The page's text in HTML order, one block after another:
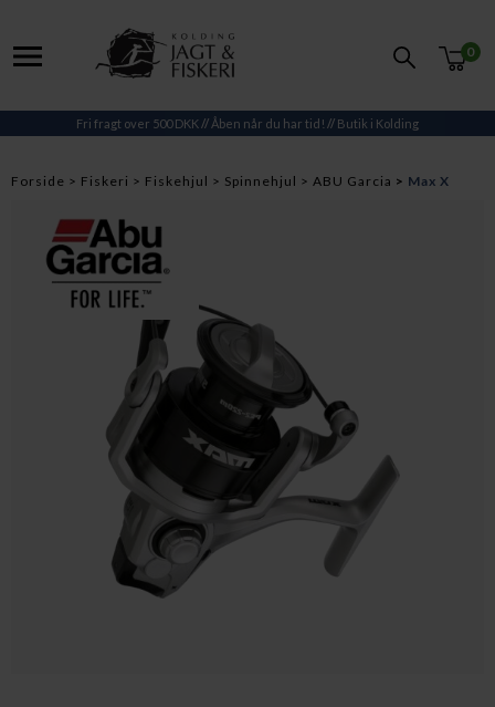
0
Fri fragt over 500 DKK// Åben når du har tid! // Butik i Kolding
Forside Fiskeri Fiskehjul Spinnehjul ABU Garcia Max X